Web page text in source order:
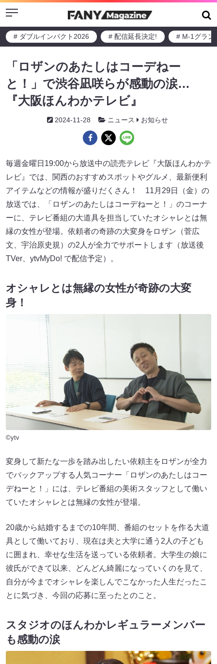
Menu
# ダブルインパクト2026 # 配信延長決定! # M-1グラン
「ロザンのあたしはコーデねー
と！」で渋谷凪咲らが感動の涙…
『大阪ほんわかテレビ』
2024-11-28 ニュース お知らせ
毎週金曜日19:00から放送中の読売テレビ『大阪ほんわかテ
レビ』では、関西のおすすめスポットやグルメ、最新便利
アイテムなどの情報が盛りだくさん！ 11月29日（金）の
放送では、「ロザンのあたしはコーデねーと！」のコーナ
ーに、テレビ番組の大道具を担当していたオシャレとは無
縁の女性が登場。依頼者の奇跡の大変身をロザン（菅広
文、宇治原史規）の2人が全力でサポートします（放送後
TVer、ytvMyDo! で配信予定）。
オシャレとは無縁の女性が奇跡の大変
身！
©ytv
変身して新たな一歩を踏み出したい依頼主をロザンが全力
でバックアップする人気コーナー「ロザンのあたしはコー
デねーと！」には、テレビ番組の美術スタッフとして働い
ていたオシャレとは無縁の女性が登場。
20歳から結婚するまでの10年間、番組のセットを作る大道
具として働いており、現在は夫と大学に通う2人の子ども
に囲まれ、幸せな生活を送っている依頼者。大学生の娘に
彼氏ができて以来、どんどん綺麗になっていくのを見て、
自分が今までオシャレを楽しんでこなかった人生だったこ
とに気づき、今回の応募に至ったとのこと。
スタジオのほんわかレギュラーメンバー
も感動の涙